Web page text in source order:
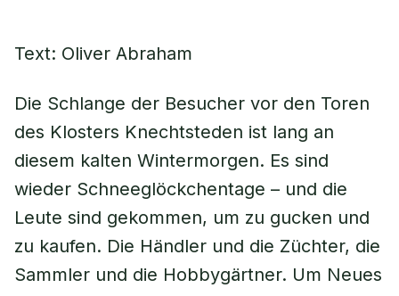
Text: Oliver Abraham
Die Schlange der Besucher vor den Toren
des Klosters Knechtsteden ist lang an
diesem kalten Wintermorgen. Es sind
wieder Schneeglöckchentage – und die
Leute sind gekommen, um zu gucken und
zu kaufen. Die Händler und die Züchter, die
Sammler und die Hobbygärtner. Um Neues